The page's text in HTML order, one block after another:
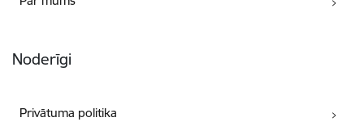
Noderīgi
Privātuma politika